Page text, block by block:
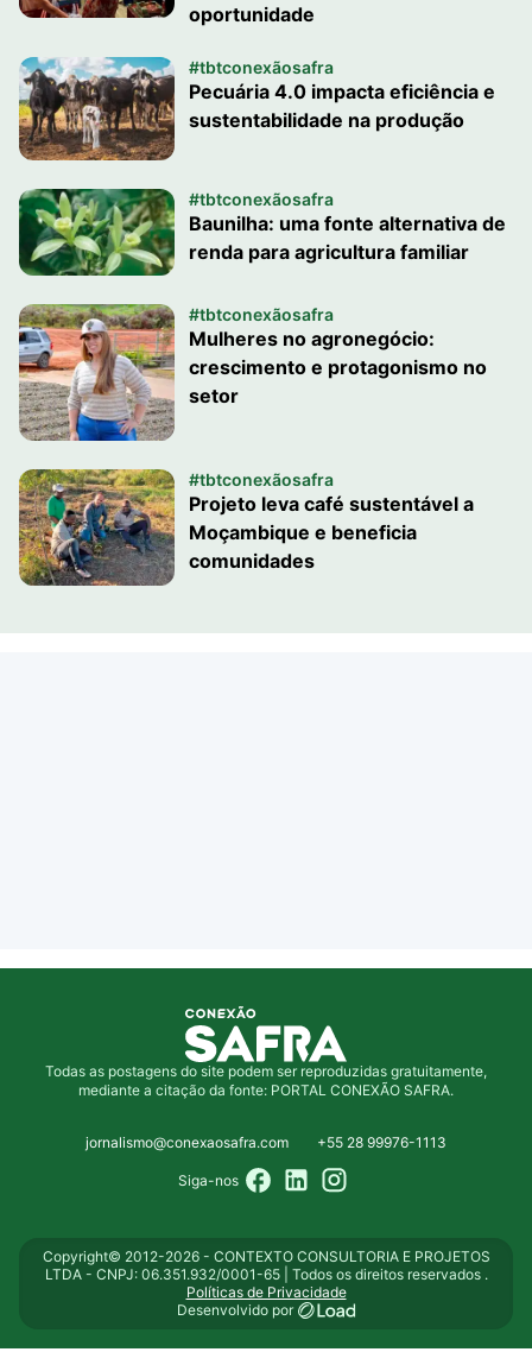
oportunidade
#tbtconexãosafra
Pecuária 4.0 impacta eficiência e
sustentabilidade na produção
#tbtconexãosafra
Baunilha: uma fonte alternativa de
renda para agricultura familiar
#tbtconexãosafra
Mulheres no agronegócio:
crescimento e protagonismo no
setor
#tbtconexãosafra
Projeto leva café sustentável a
Moçambique e beneficia
comunidades
Todas as postagens do site podem ser reproduzidas gratuitamente,
mediante a citação da fonte: PORTAL CONEXÃO SAFRA.
jornalismo@conexaosafra.com +55 28 99976-1113
Siga-nos
Copyright© 2012-2026 - CONTEXTO CONSULTORIA E PROJETOS
LTDA - CNPJ: 06.351.932/0001-65 | Todos os direitos reservados .
Políticas de Privacidade
Desenvolvido por